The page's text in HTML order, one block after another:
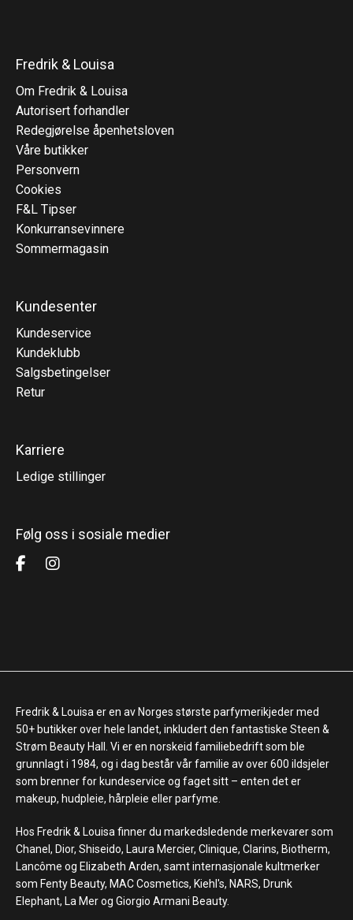
Fredrik & Louisa
Om Fredrik & Louisa
Autorisert forhandler
Redegjørelse åpenhetsloven
Våre butikker
Personvern
Cookies
F&L Tipser
Konkurransevinnere
Sommermagasin
Kundesenter
Kundeservice
Kundeklubb
Salgsbetingelser
Retur
Karriere
Ledige stillinger
Følg oss i sosiale medier
Fredrik & Louisa er en av Norges største parfymerikjeder med
50+ butikker over hele landet, inkludert den fantastiske Steen &
Strøm Beauty Hall. Vi er en norskeid familiebedrift som ble
grunnlagt i 1984, og i dag består vår familie av over 600 ildsjeler
som brenner for kundeservice og faget sitt – enten det er
makeup, hudpleie, hårpleie eller parfyme.
Hos Fredrik & Louisa finner du markedsledende merkevarer som
Chanel, Dior, Shiseido, Laura Mercier, Clinique, Clarins, Biotherm,
Lancôme og Elizabeth Arden, samt internasjonale kultmerker
som Fenty Beauty, MAC Cosmetics, Kiehl's, NARS, Drunk
Elephant, La Mer og Giorgio Armani Beauty.